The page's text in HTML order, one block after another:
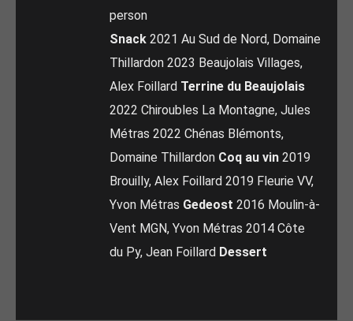
person
Snack 2021 Au Sud de Nord, Domaine
Thillardon 2023 Beaujolais Villages,
Alex Foillard Terrine du Beaujolais
2022 Chiroubles La Montagne, Jules
Métras 2022 Chénas Blémonts,
Domaine Thillardon Coq au vin 2019
Brouilly, Alex Foillard 2019 Fleurie VV,
Yvon Métras Gedeost 2016 Moulin-à-
Vent MGN, Yvon Métras 2014 Côte
du Py, Jean Foillard Dessert